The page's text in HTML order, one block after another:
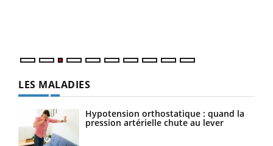
LES MALADIES
Hypotension orthostatique : quand la
pression artérielle chute au lever